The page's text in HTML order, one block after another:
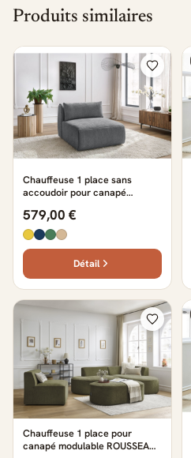
Produits similaires
Chauffeuse 1 place sans
accoudoir pour canapé
gris foncé
579,00 €
Détail
Chauffeuse 1 place pour
canapé modulable ROUSSEAU